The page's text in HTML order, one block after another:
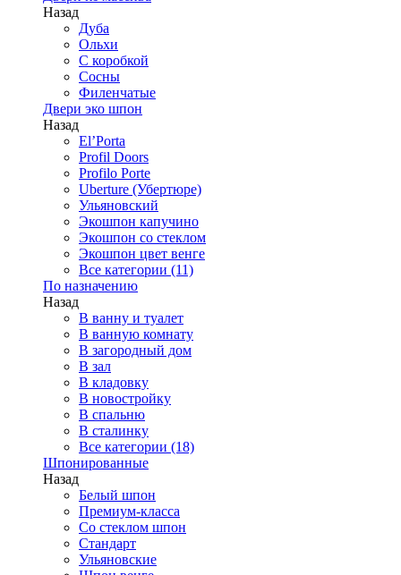
Назад
Дуба
Ольхи
С коробкой
Сосны
Филенчатые
Двери эко шпон
Назад
El’Porta
Profil Doors
Profilo Porte
Uberture (Убертюре)
Ульяновский
Экошпон капучино
Экошпон со стеклом
Экошпон цвет венге
Все категории (11)
По назначению
Назад
В ванну и туалет
В ванную комнату
В загородный дом
В зал
В кладовку
В новостройку
В спальню
В сталинку
Все категории (18)
Шпонированные
Назад
Белый шпон
Премиум-класса
Со стеклом шпон
Стандарт
Ульяновские